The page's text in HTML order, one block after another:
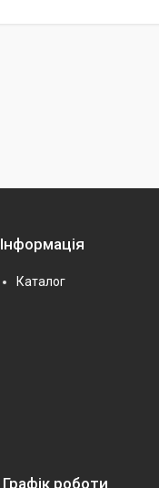
Інформація
Каталог
Графік роботи